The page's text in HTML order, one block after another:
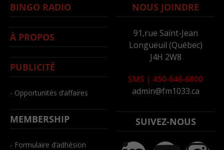
BINGO RADIO
À PROPOS
PUBLICITÉ
- Opportunités d’affaires
MEMBERSHIP
- Formulaire d’adhésion
NOUS JOINDRE
91,rue Saint-Jean
Longueuil (Québec)
J4H 2W8
SMS | 450-646-6800
admin@fm1033.ca
SUIVEZ-NOUS